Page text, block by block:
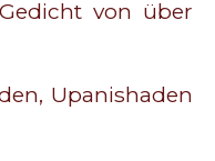
von über
Upanishaden